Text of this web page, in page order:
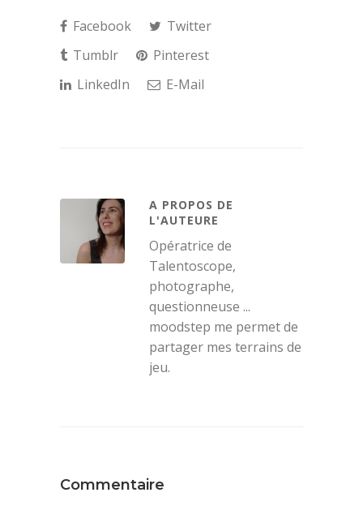
Facebook
Twitter
Tumblr
Pinterest
LinkedIn
E-Mail
A PROPOS DE
L'AUTEURE
Opératrice de
Talentoscope,
photographe,
questionneuse ...
moodstep me permet de
partager mes terrains de
jeu.
Commentaire